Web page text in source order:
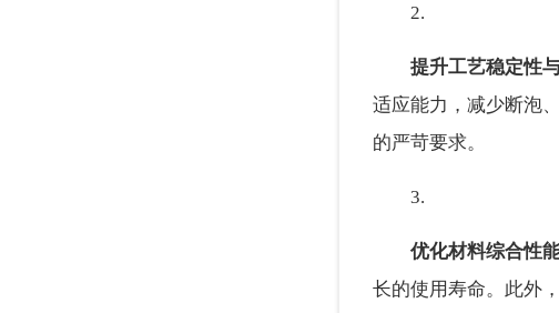
2.
提升工艺稳定性
适应能力，减少断泡
的严苛要求。
3.
优化材料综合性能
长的使用寿命。此外